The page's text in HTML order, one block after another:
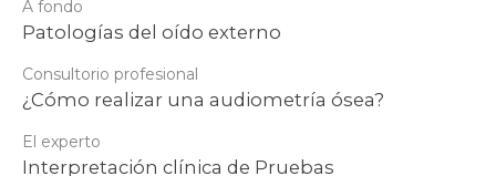
A fondo
Patologías del oído externo
Consultorio profesional
¿Cómo realizar una audiometría ósea?
El experto
Interpretación clínica de Pruebas